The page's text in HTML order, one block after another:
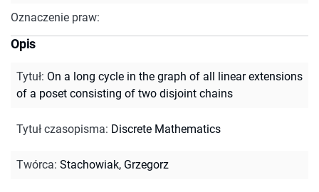
Oznaczenie praw:
Opis
Tytuł: On a long cycle in the graph of all linear extensions
of a poset consisting of two disjoint chains
Tytuł czasopisma: Discrete Mathematics
Twórca: Stachowiak, Grzegorz